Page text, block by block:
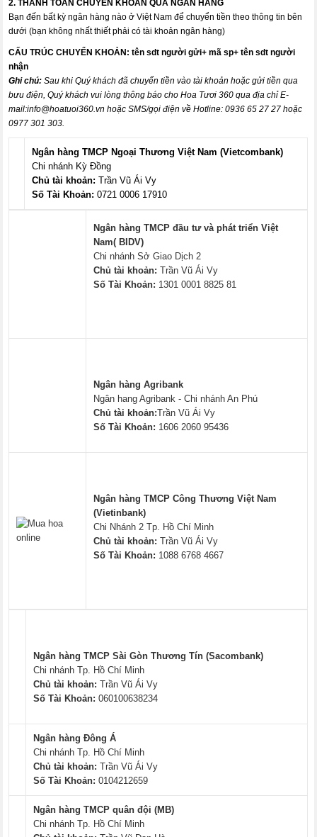
2. THANH TOÁN CHUYỂN KHOẢN QUA NGÂN HÀNG
Bạn đến bất kỳ ngân hàng nào ở Việt Nam để chuyển tiền theo thông tin bên
dưới (bạn không nhất thiết phải có tài khoản ngân hàng)
CẤU TRÚC CHUYỂN KHOẢN:tên sdt người gửi+ mã sp+ tên sdt người
nhận
Ghi chú:Sau khi Quý khách đã chuyển tiền vào tài khoản hoặc gửi tiền qua
bưu điện, Quý khách vui lòng thông báo cho Hoa Tươi 360 qua địa chỉ E-
mail:info@hoatuoi360.vn hoặc SMS/gọi điện về Hotline: 0936 65 27 27 hoặc
0977 301 303.
Ngân hàng TMCP Ngoại Thương Việt Nam (Vietcombank)
Chi nhánh Kỳ Đồng
Chủ tài khoản: Trần Vũ Ái Vy
Số Tài Khoản: 0721 0006 17910
Ngân hàng TMCP đầu tư và phát triển Việt
Nam( BIDV)
Chi nhánh Sở Giao Dịch 2
Chủ tài khoản: Trần Vũ Ái Vy
Số Tài Khoản: 1301 0001 8825 81
Ngân hàng Agribank
Ngân hang Agribank - Chi nhánh An Phú
Chủ tài khoản:Trần Vũ Ái Vy
Số Tài Khoản: 1606 2060 95436
Ngân hàng TMCP Công Thương Việt Nam
(Vietinbank)
Chi Nhánh 2 Tp. Hồ Chí Minh
Chủ tài khoản: Trần Vũ Ái Vy
Số Tài Khoản: 1088 6768 4667
Ngân hàng TMCP Sài Gòn Thương Tín (Sacombank)
Chi nhánh Tp. Hồ Chí Minh
Chủ tài khoản: Trần Vũ Ái Vy
Số Tài Khoản: 060100638234
Ngân hàng Đông Á
Chi nhánh Tp. Hồ Chí Minh
Chủ tài khoản: Trần Vũ Ái Vy
Số Tài Khoản: 0104212659
Ngân hàng TMCP quân đội (MB)
Chi nhánh Tp. Hồ Chí Minh